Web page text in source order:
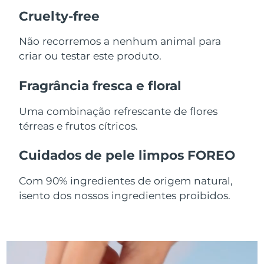
Cruelty-free
Não recorremos a nenhum animal para
criar ou testar este produto.
Fragrância fresca e floral
Uma combinação refrescante de flores
térreas e frutos cítricos.
Cuidados de pele limpos FOREO
Com 90% ingredientes de origem natural,
isento dos nossos ingredientes proibidos.
Singapura
Eslováquia Entrega prevista
Eslovênia
África do Sul
Coreia do Sul
Espanha Entrega prevista8/9/26
Suécia Entrega prevista 8/9/26
Taiwan Entrega prevista8/14/26